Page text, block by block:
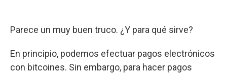
Parece un muy buen truco. ¿Y para qué sirve?
En principio, podemos efectuar pagos electrónicos
con bitcoines. Sin embargo, para hacer pagos